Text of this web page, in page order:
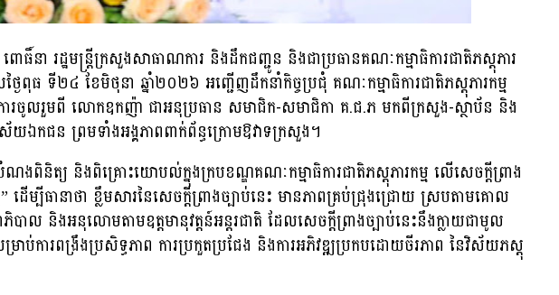
ធិ៍នា រដ្ឋមន្រ្តីក្រសួងសាធាណការ និងដឹកជញ្ជូន និងជាប្រធានគណៈកម្មាធិការជាតិភស្តុភារ
ៃពុធ ទី២៤ ខែមិថុនា ឆ្នាំ២០២៦ អញ្ជើញដឹកនាំកិច្ចប្រជុំ គណៈកម្មាធិការជាតិភស្តុភារកម្ម
ចូលរួមពី លោកឧកញ៉ា ជាអនុប្រធាន សមាជិក-សមាជិកា គ.ជ.ភ មកពីក្រសួង-ស្ថាប័ន និង
ឯកជន ព្រមទាំងអង្គភាពពាក់ព័ន្ធក្រោមឱវាទក្រសួង។
ងពិនិត្យ និងពិគ្រោះយោបល់ក្នុងក្របខណ្ឌគណៈកម្មាធិការជាតិភស្តុភារកម្ម លើសេចក្តីព្រាង
” ដើម្បីធានាថា ខ្លឹមសារនៃសេចក្តីព្រាងច្បាប់នេះ មានភាពគ្រប់ជ្រុងជ្រោយ ស្របតាមគោល
បាល និងអនុលោមតាមឧត្តមានុវត្តន៍អន្តរជាតិ ដែលសេចក្តីព្រាងច្បាប់នេះនឹងក្លាយជាមូល
រាប់ការពង្រឹងប្រសិទ្ធភាព ការប្រកួតប្រជែង និងការអភិវឌ្ឍប្រកបដោយចីរភាព នៃវិស័យភស្តុ